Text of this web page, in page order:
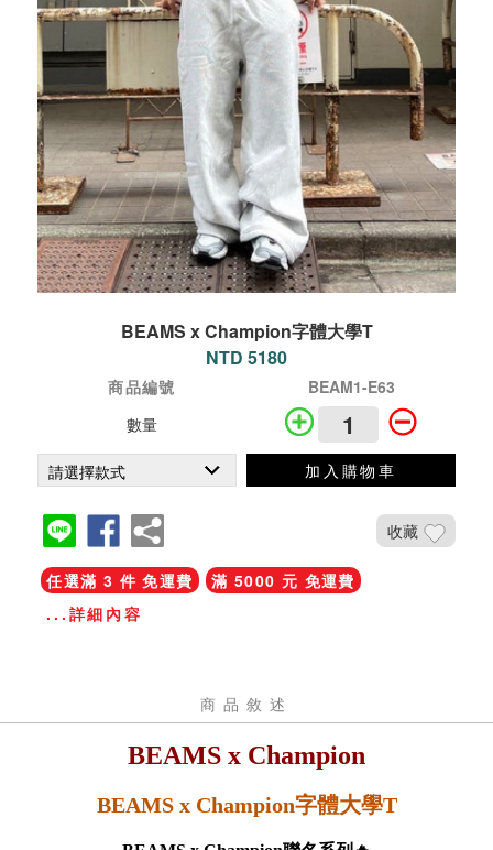
BEAMS x Champion字體大學T
NTD 5180
商品編號
BEAM1-E63
數量
加入購物車
收藏
任選滿 3 件 免運費
滿 5000 元 免運費
...詳細內容
商品敘述